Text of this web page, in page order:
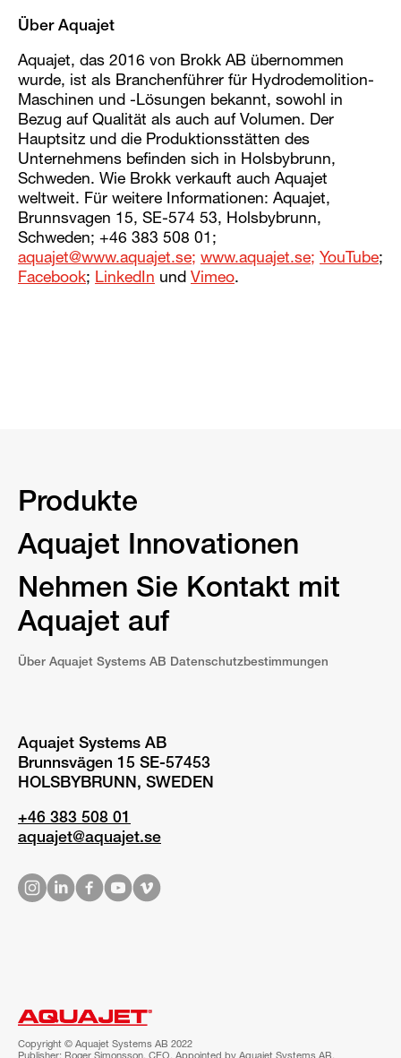
Über Aquajet
Aquajet, das 2016 von Brokk AB übernommen
wurde, ist als Branchenführer für Hydrodemolition-
Maschinen und -Lösungen bekannt, sowohl in
Bezug auf Qualität als auch auf Volumen. Der
Hauptsitz und die Produktionsstätten des
Unternehmens befinden sich in Holsbybrunn,
Schweden. Wie Brokk verkauft auch Aquajet
weltweit. Für weitere Informationen: Aquajet,
Brunnsvagen 15, SE-574 53, Holsbybrunn,
Schweden; +46 383 508 01;
aquajet@www.aquajet.se; www.aquajet.se; YouTube;
Facebook; LinkedIn und Vimeo.
Produkte
Aquajet Innovationen
Nehmen Sie Kontakt mit
Aquajet auf
Über Aquajet Systems AB Datenschutzbestimmungen
Aquajet Systems AB
Brunnsvägen 15 SE-57453
HOLSBYBRUNN, SWEDEN
+46 383 508 01
aquajet@aquajet.se
Copyright © Aquajet Systems AB 2022